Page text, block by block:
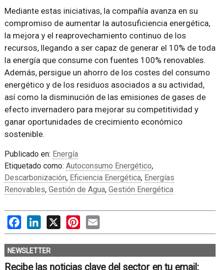
Mediante estas iniciativas, la compañía avanza en su
compromiso de aumentar la autosuficiencia energética,
la mejora y el reaprovechamiento continuo de los
recursos, llegando a ser capaz de generar el 10% de toda
la energía que consume con fuentes 100% renovables.
Además, persigue un ahorro de los costes del consumo
energético y de los residuos asociados a su actividad,
así como la disminución de las emisiones de gases de
efecto invernadero para mejorar su competitividad y
ganar oportunidades de crecimiento económico
sostenible.
Publicado en: Energía
Etiquetado como: Autoconsumo Energético,
Descarbonización, Eficiencia Energética, Energías
Renovables, Gestión de Agua, Gestión Energética
FacebookLinkedIn
X PinterestEmail
NEWSLETTER
Recibe las noticias clave del sector en tu email: